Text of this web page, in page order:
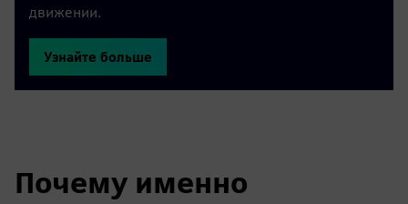
движении.
Узнайте больше
Почему именно